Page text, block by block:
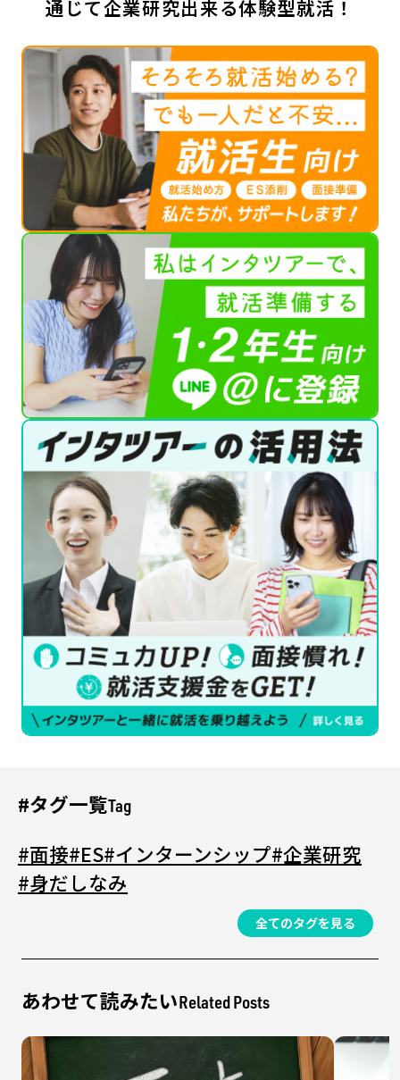
通じて企業研究出来る体験型就活！
Tag
#タグ一覧
#面接#ES#インターンシップ#企業研究
#身だしなみ
全てのタグを見る
Related Posts
あわせて読みたい